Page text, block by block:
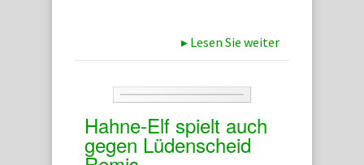
▸ Lesen Sie weiter
Hahne-Elf spielt auch
gegen Lüdenscheid